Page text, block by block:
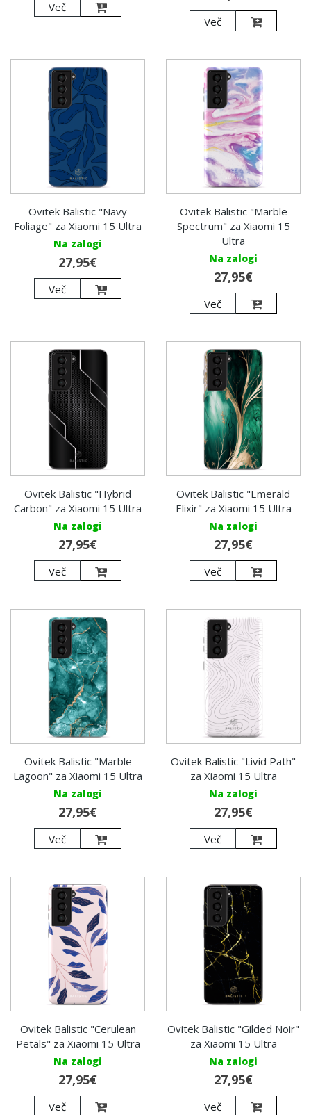
Več
Več
Ovitek Balistic "Navy
Foliage" za Xiaomi 15 Ultra
Na zalogi
27,95€
Več
Ovitek Balistic "Marble
Spectrum" za Xiaomi 15
Ultra
Na zalogi
27,95€
Več
Ovitek Balistic "Hybrid
Carbon" za Xiaomi 15 Ultra
Na zalogi
27,95€
Več
Ovitek Balistic "Emerald
Elixir" za Xiaomi 15 Ultra
Na zalogi
27,95€
Več
Ovitek Balistic "Marble
Lagoon" za Xiaomi 15 Ultra
Na zalogi
27,95€
Več
Ovitek Balistic "Livid Path"
za Xiaomi 15 Ultra
Na zalogi
27,95€
Več
Ovitek Balistic "Cerulean
Petals" za Xiaomi 15 Ultra
Na zalogi
27,95€
Več
Ovitek Balistic "Gilded Noir"
za Xiaomi 15 Ultra
Na zalogi
27,95€
Več